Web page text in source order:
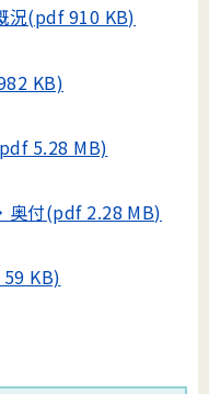
況(pdf 910 KB)
KB)
5.28 MB)
奥付(pdf 2.28 MB)
KB)